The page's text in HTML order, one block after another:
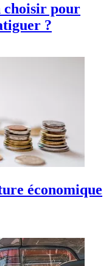
choisir pour
?
économique